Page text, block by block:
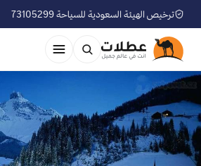
ترخيص الهيئة السعودية للسياحة 73105299